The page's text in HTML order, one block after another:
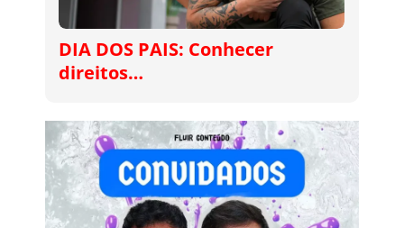
DIA DOS PAIS: Conhecer
direitos…